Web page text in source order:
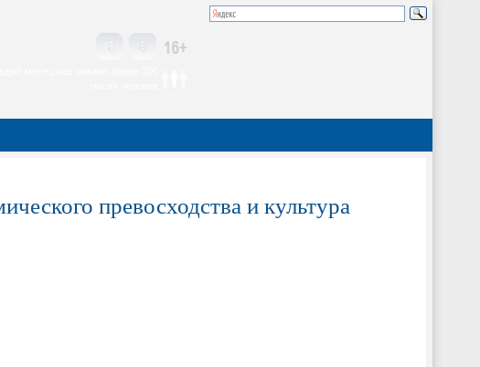
превосходства и культура